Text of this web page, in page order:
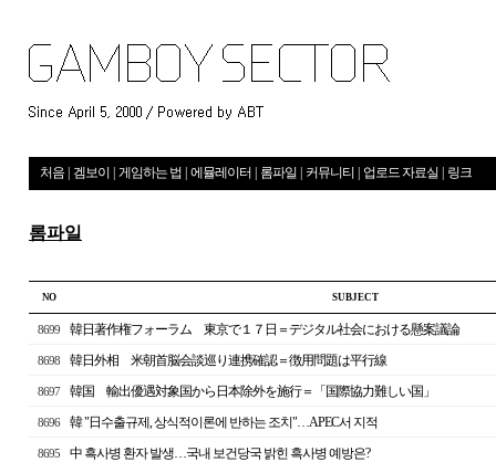
처음 겜보이 게임하는 법 에뮬레이터 롬파일 커뮤니티 업로드 자료실 링크
롬파일
NO S U B J E C T
8699 韓日著作権フォーラム 東京で１７日＝デジタル社会における懸案議論
8698 韓日外相 米朝首脳会談巡り連携確認＝徴用問題は平行線
8697 韓国 輸出優遇対象国から日本除外を施行＝「国際協力難しい国」
8696 韓 "日수출규제, 상식적이론에 반하는 조치"…APEC서 지적
8695 中 흑사병 환자 발생…국내 보건당국 밝힌 흑사병 예방은?